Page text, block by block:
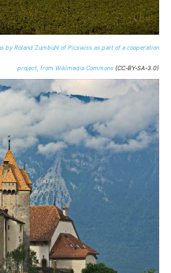
by Roland Zumbühl of Picswiss as part of a cooperation
project, from Wikimedia Commons (CC-BY-SA-3.0)